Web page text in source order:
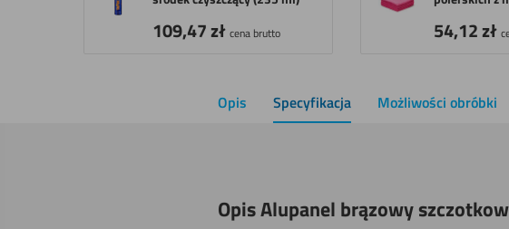
109,47zł cena brutto 54,12zł
Opis Specyfikacja Możliwości obróbki
Opis Alupanel brązowy